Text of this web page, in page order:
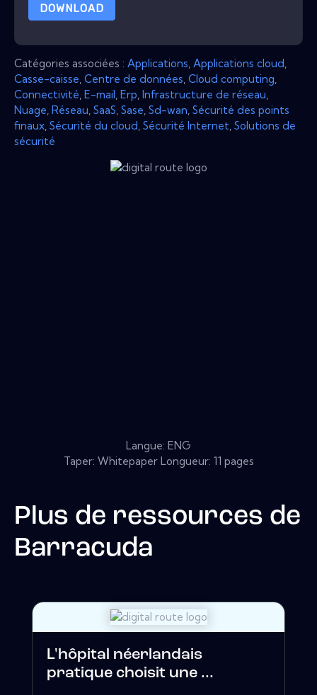
DOWNLOAD
Catégories associées : Applications Applications cloud
Casse-caisse Centre de données Cloud computing
Connectivité E-mail Erp Infrastructure de réseau
Nuage Réseau SaaS Sase Sd-wan Sécurité des points
finaux Sécurité du cloud Sécurité Internet Solutions de
sécurité
Langue: ENG
Taper: Whitepaper Longueur: 11 pages
Plus de ressources de
Barracuda
L'hôpital néerlandais
pratique choisit une ...